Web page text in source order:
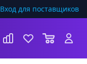
Вход для поставщиков